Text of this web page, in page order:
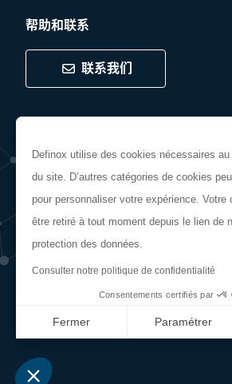
帮助和联系
联系我们
Definox utilise des cookies nécessaires
du site. D’autres catégories de cookies
pour personnaliser votre expérience. Votre
être retiré à tout moment depuis le lien de
protection des données.
Consulter notre politique de confidentialité
Consentements certifiés par
Fermer Paramétrer
Notre plateforme vous permet